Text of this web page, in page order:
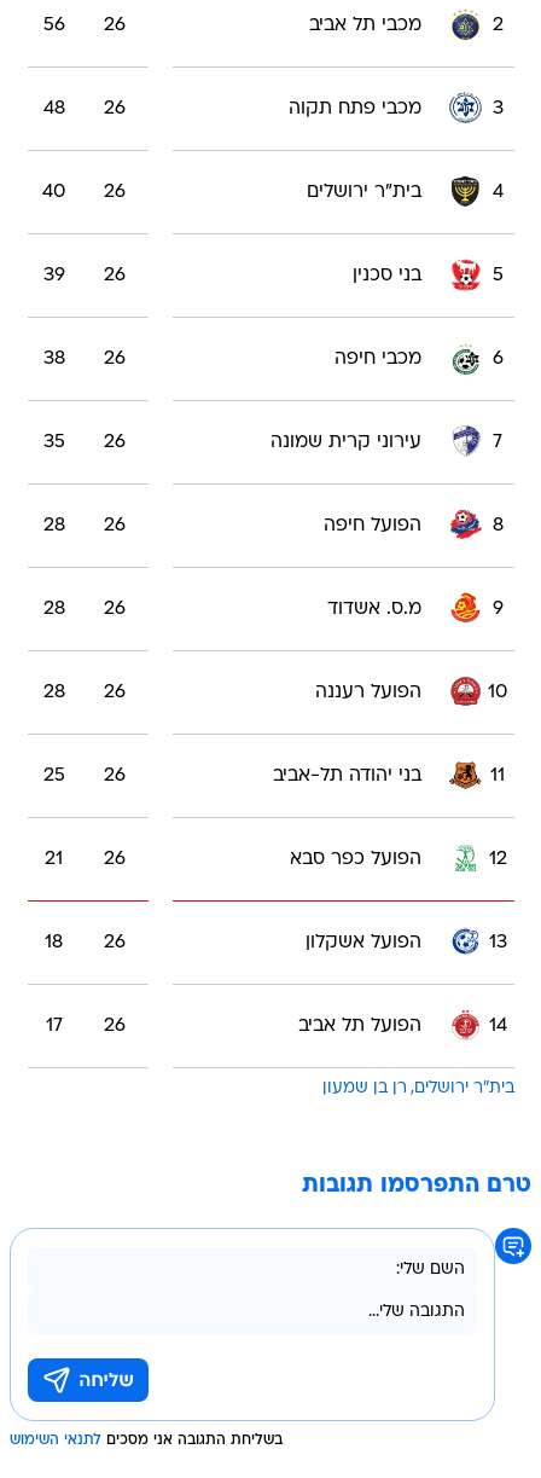
2 מכבי תל אביב 26
56
3 מכבי פתח תקוה 26
48
4 בית"ר ירושלים 26
40
5 בני סכנין 26
39
6 מכבי חיפה 26
38
7 עירוני קרית שמונה 26
35
8 הפועל חיפה 26
28
9 מ.ס. אשדוד 26
28
10 הפועל רעננה 26
28
11 בני יהודה תל-אביב 26
25
12 הפועל כפר סבא 26
21
13 הפועל אשקלון 26
18
14 הפועל תל אביב 26
17
בית"ר ירושלים רן בן שמעון
טרם התפרסמו תגובות
בשליחת התגובה אני מסכים לתנאי השימוש